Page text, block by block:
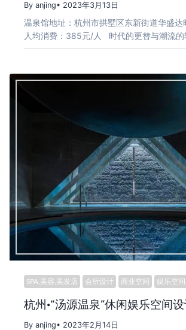
By anjing• 2023年3月13日
温泉馆地址：杭州市拱墅区东新街道华盛达
人均消费：385元/人 时代的更替与潮流
SPA,美容,美发店 会所设计 商业空间 娱乐空间
杭州·“汤源温泉”休闲娱乐空间
By anjing• 2023年2月14日